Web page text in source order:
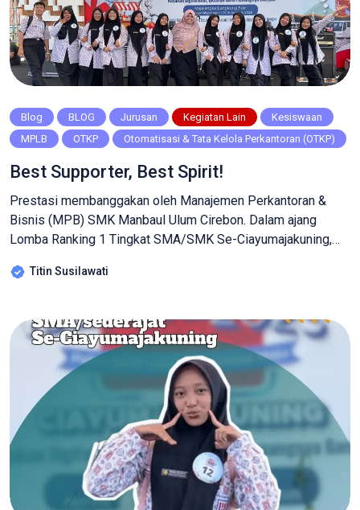
Blog BLOG Jurusan Kegiatan Lain
Kesiswaan
MPLB
OTKP Otomatisasi & Tata Kelola Perkantoran (OTKP)
Best Supporter, Best Spirit!
Prestasi membanggakan oleh Manajemen Perkantoran &
Bisnis (MPB) SMK Manbaul Ulum Cirebon. Dalam ajang
Lomba Ranking 1 Tingkat SMA/SMK Se-Ciayumajakuning,
Penghargaan ini menjadi bukti bahwa semangat,
begitu luar biasa. Sorak sorai yang penuh semangat, yel-yel
yang kompak, serta dukungan tanpa […]
Titin Susilawati